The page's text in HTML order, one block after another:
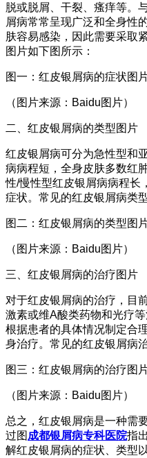
脱或脱屑、干裂、瘙痒等。
屑病常常呈现广泛和全身性
肤容易感染，因此需要采取
图片如下图所示：
图一：红皮银屑病的症状图
（图片来源：Baidu图片）
二、红皮银屑病的类型图片
红皮银屑病可分为急性型和
病病程短，全身皮肤多数红
性/慢性型红皮银屑病病程长
症状。常见的红皮银屑病类
图二：红皮银屑病的类型图
（图片来源：Baidu图片）
三、红皮银屑病的治疗图片
对于红皮银屑病的治疗，目
激素或维A酸类药物和光疗
根据患者的具体情况制定合
身治疗。常见的红皮银屑病
图三：红皮银屑病的治疗图
（图片来源：Baidu图片）
总之，红皮银屑病是一种需
过图成都银屑病专科医院指
解红皮银屑病的症状、类型